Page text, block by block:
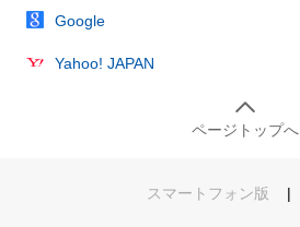
Google
Yahoo! JAPAN
ページトップへ
スマートフォン版 |